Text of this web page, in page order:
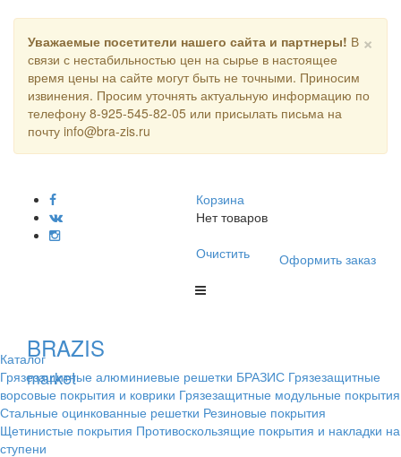
×
Уважаемые посетители нашего сайта и партнеры! В
связи с нестабильностью цен на сырье в настоящее
время цены на сайте могут быть не точными. Приносим
извинения. Просим уточнять актуальную информацию по
телефону 8-925-545-82-05 или присылать письма на
почту info@bra-zis.ru
Корзина
Нет товаров
Очистить
Оформить заказ
BRAZIS
market
Каталог
Грязезащитные алюминиевые решетки БРАЗИС Грязезащитные
ворсовые покрытия и коврики Грязезащитные модульные покрытия
Стальные оцинкованные решетки Резиновые покрытия
Щетинистые покрытия Противоскользящие покрытия и накладки на
ступени